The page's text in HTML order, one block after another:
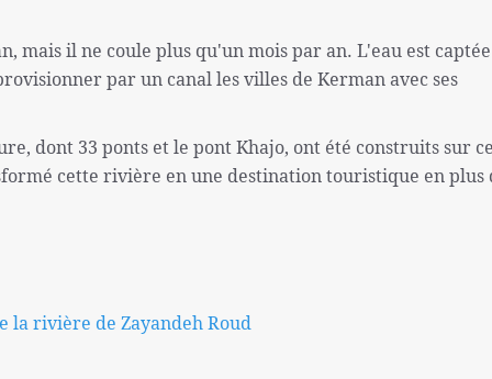
mais il ne coule plus qu'un mois par an. L'eau est
par un canal les villes de Kerman avec ses
dont 33 ponts et le pont Khajo, ont été construits sur
cette rivière en une destination touristique en plus
la rivière de Zayandeh Roud